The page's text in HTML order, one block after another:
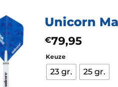
Unicorn
€79,95
Keuze
23 gr. 25 gr.